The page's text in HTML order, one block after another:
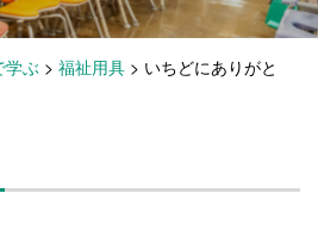
学ぶ > 福祉用具 > いちどにありがと